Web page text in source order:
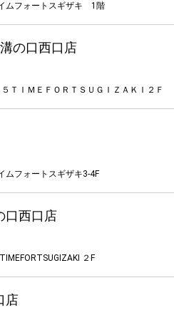
ムフォートスギザキ 1階
の口西口店
ＴＩＭＥＦＯＲＴＳＵＧＩＺＡＫＩ２Ｆ
ムフォートスギザキ3-4F
口西口店
２F
店